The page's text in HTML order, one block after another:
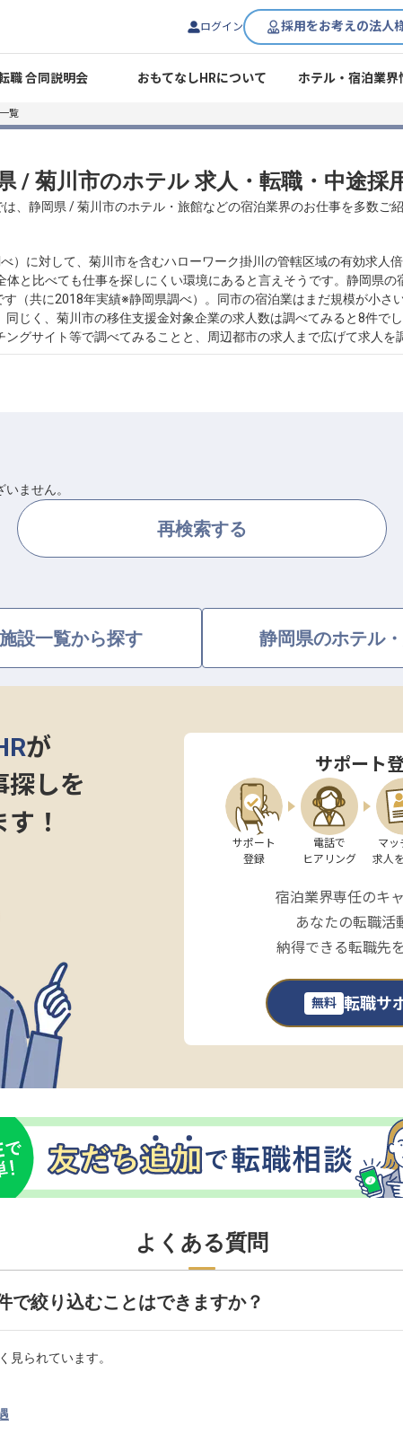
ログイン 採用をお考えの法人
職 合同説明会 おもてなしHRについて ホテル・宿泊業界
覧
/ 菊川市のホテル 求人・転職・中途採
は、静岡県 / 菊川市のホテル・旅館などの宿泊業界のお仕事を多数ご
）に対して、菊川市を含むハローワーク掛川の管轄区域の有効求人
体と比べても仕事を探しにくい環境にあると言えそうです。静岡県
（共に2018年実績※静岡県調べ）。同市の宿泊業はまだ規模が小さ
じく、菊川市の移住支援金対象企業の求人数は調べてみると8件で
グサイト等で調べてみることと、周辺都市の求人まで広げて求人を
ません。
再検索する
設一覧から探す 静岡県のホテル
が
探しを
！
サポート
サポート
登録
電話で
ヒアリング
マッ
求人
宿泊業界専任のキ
あなたの転職活
納得できる転職先
無料 転職サ
よくある質問
で絞り込むことはできますか？
見られています。